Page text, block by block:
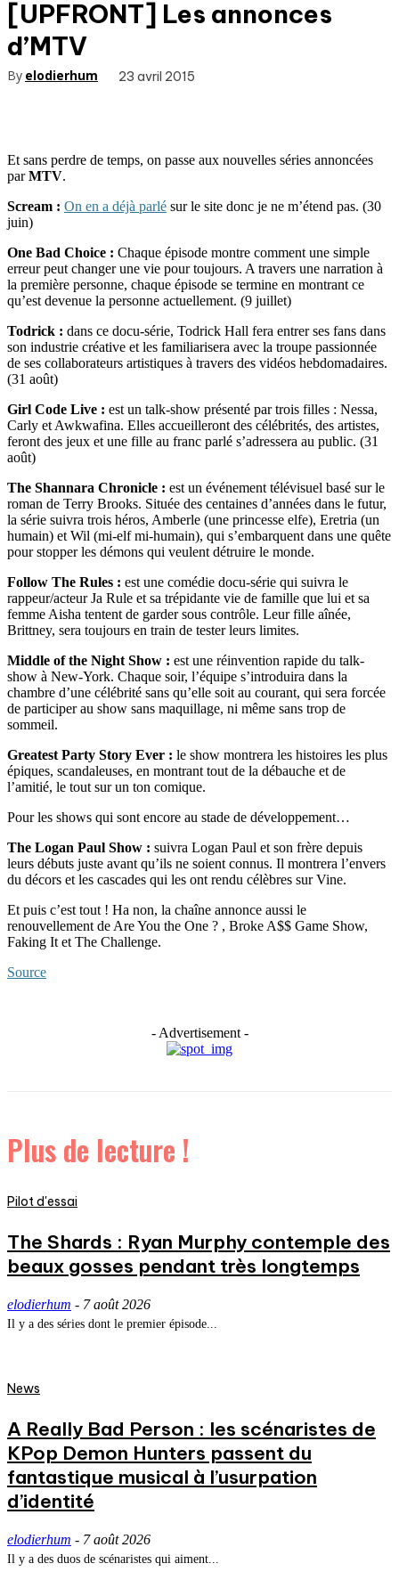
[UPFRONT] Les annonces
d’MTV
By elodierhum 23 avril 2015
Et sans perdre de temps, on passe aux nouvelles séries annoncées
parMTV.
Scream : On en a déjà parlé sur le site donc je ne m’étend pas. (30
juin)
One Bad Choice : Chaque épisode montre comment une simple
erreur peut changer une vie pour toujours. A travers une narration à
la première personne, chaque épisode se termine en montrant ce
qu’est devenue la personne actuellement. (9 juillet)
Todrick : dans ce docu-série, Todrick Hall fera entrer ses fans dans
son industrie créative et les familiarisera avec la troupe passionnée
de ses collaborateurs artistiques à travers des vidéos hebdomadaires.
(31 août)
Girl Code Live : est un talk-show présenté par trois filles : Nessa,
Carly et Awkwafina. Elles accueilleront des célébrités, des artistes,
feront des jeux et une fille au franc parlé s’adressera au public. (31
août)
The Shannara Chronicle : est un événement télévisuel basé sur le
roman de Terry Brooks. Située des centaines d’années dans le futur,
la série suivra trois héros, Amberle (une princesse elfe), Eretria (un
humain) et Wil (mi-elf mi-humain), qui s’embarquent dans une quête
pour stopper les démons qui veulent détruire le monde.
Follow The Rules : est une comédie docu-série qui suivra le
rappeur/acteur Ja Rule et sa trépidante vie de famille que lui et sa
femme Aisha tentent de garder sous contrôle. Leur fille aînée,
Brittney, sera toujours en train de tester leurs limites.
Middle of the Night Show : est une réinvention rapide du talk-
show à New-York. Chaque soir, l’équipe s’introduira dans la
chambre d’une célébrité sans qu’elle soit au courant, qui sera forcée
de participer au show sans maquillage, ni même sans trop de
sommeil.
Greatest Party Story Ever : le show montrera les histoires les plus
épiques, scandaleuses, en montrant tout de la débauche et de
l’amitié, le tout sur un ton comique.
Pour les shows qui sont encore au stade de développement…
The Logan Paul Show : suivra Logan Paul et son frère depuis
leurs débuts juste avant qu’ils ne soient connus. Il montrera l’envers
du décors et les cascades qui les ont rendu célèbres sur Vine.
Et puis c’est tout ! Ha non, la chaîne annonce aussi le
renouvellement de Are You the One ? , Broke A$$ Game Show,
Faking It et The Challenge.
Source
- Advertisement -
Plus de lecture !
Pilot d'essai
The Shards : Ryan Murphy contemple des
beaux gosses pendant très longtemps
elodierhum - 7 août 2026
Il y a des séries dont le premier épisode...
News
A Really Bad Person : les scénaristes de
KPop Demon Hunters passent du
fantastique musical à l’usurpation
d’identité
elodierhum - 7 août 2026
Il y a des duos de scénaristes qui aiment...